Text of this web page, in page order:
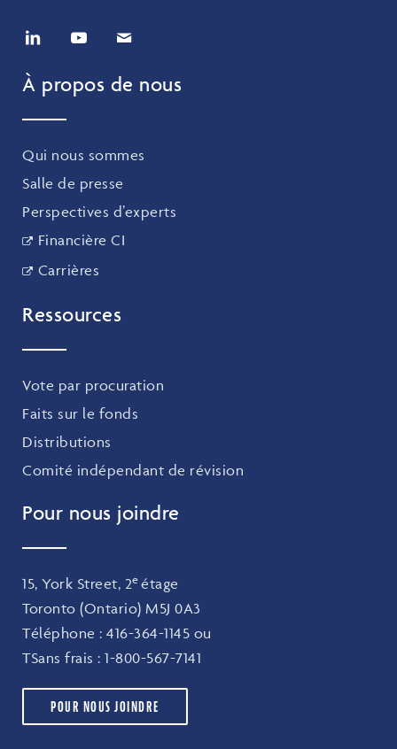
À propos de nous
Qui nous sommes
Salle de presse
Perspectives d’experts
Financière CI
Carrières
Ressources
Vote par procuration
Faits sur le fonds
Distributions
Comité indépendant de révision
Pour nous joindre
15, York Street, 2eétage
Toronto (Ontario) M5J 0A3
Téléphone : 416-364-1145 ou
TSans frais : 1-800-567-7141
POUR NOUS JOINDRE